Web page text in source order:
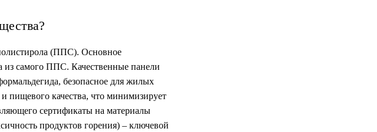
(ППС). Основное
из самого ППС. Качественные панели
безопасное для жилых
качества, что минимизирует
сертификаты на материалы
продуктов горения) – ключевой